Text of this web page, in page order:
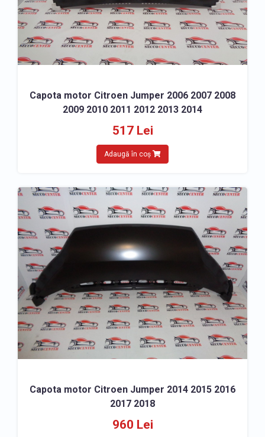
Capota motor Citroen Jumper 2006 2007 2008
2009 2010 2011 2012 2013 2014
517 Lei
Adaugă în coș
Capota motor Citroen Jumper 2014 2015 2016
2017 2018
960 Lei